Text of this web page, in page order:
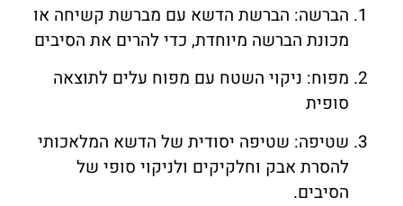
הברשה: הברשת הדשא עם מברשת קשיחה או
מכונת הברשה מיוחדת, כדי להרים את הסיבים
מפוח: ניקוי השטח עם מפוח עלים לתוצאה
סופית
שטיפה: שטיפה יסודית של הדשא המלאכותי
להסרת אבק וחלקיקים ולניקוי סופי של
הסיבים.